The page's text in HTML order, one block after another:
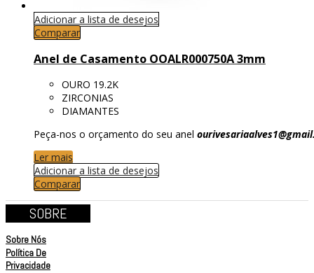
Adicionar a lista de desejos
Comparar
Anel de Casamento OOALR000750A 3mm
OURO 19.2K
ZIRCONIAS
DIAMANTES
Peça-nos o orçamento do seu anel
Ler mais
Adicionar a lista de desejos
Comparar
SOBRE
Sobre Nós
Política De
Privacidade